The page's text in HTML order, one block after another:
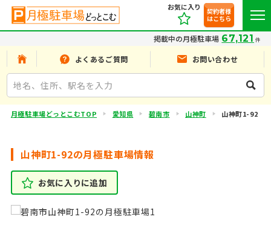
お気に入り
契約者様
はこちら
掲載中の月極駐車場 67,121 件
よくあるご質問 お問い合わせ
月極駐車場どっとこむTOP 愛知県 碧南市 山神町 山神町1-92
山神町1-92の月極駐車場情報
お気に入りに追加